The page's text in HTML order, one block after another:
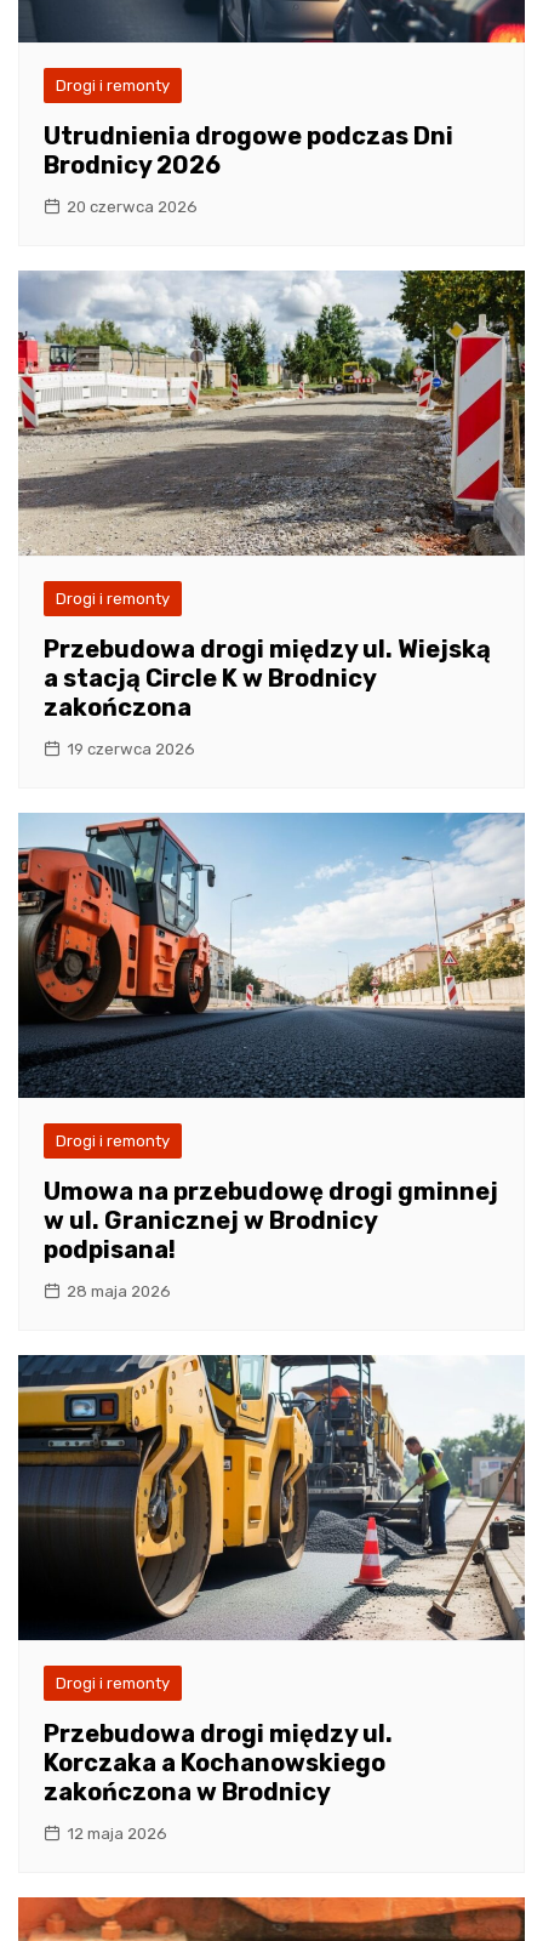
Drogi i remonty
Utrudnienia drogowe podczas Dni
Brodnicy 2026
20 czerwca 2026
Drogi i remonty
Przebudowa drogi między ul. Wiejską
a stacją Circle K w Brodnicy
zakończona
19 czerwca 2026
Drogi i remonty
Umowa na przebudowę drogi gminnej
w ul. Granicznej w Brodnicy
podpisana!
28 maja 2026
Drogi i remonty
Przebudowa drogi między ul.
Korczaka a Kochanowskiego
zakończona w Brodnicy
12 maja 2026